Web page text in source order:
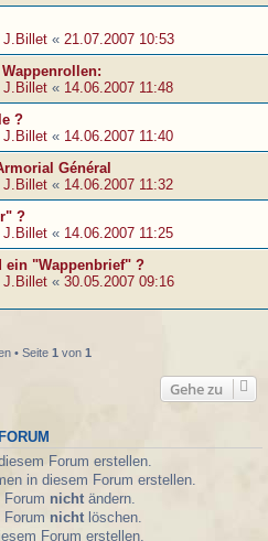
J.Billet « 21.07.2007 10:53
J.Billet « 14.06.2007 11:48
?
J.Billet « 14.06.2007 11:40
Général
J.Billet « 14.06.2007 11:32
?
J.Billet « 14.06.2007 11:25
ein "Wappenbrief" ?
J.Billet « 30.05.2007 09:16
• Seite 1 von 1
Gehe zu
Forum erstellen.
in diesem Forum erstellen.
nicht ändern.
nicht löschen.
Forum erstellen.